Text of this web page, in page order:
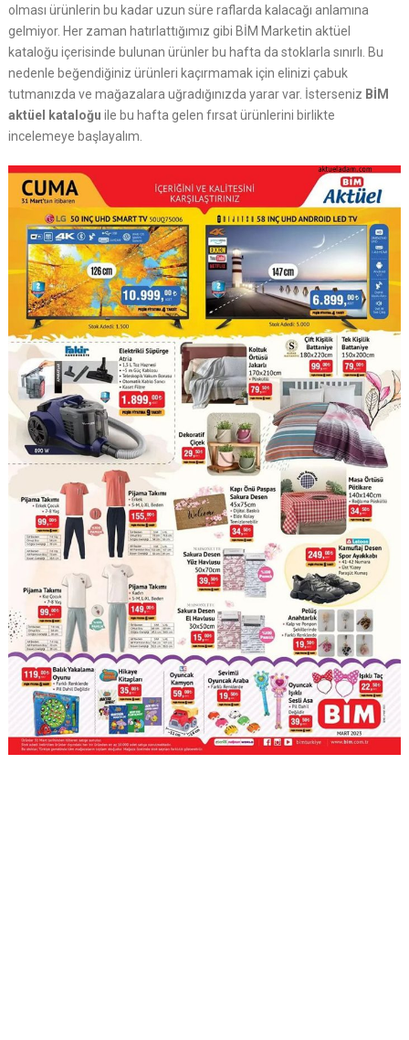
olması ürünlerin bu kadar uzun süre raflarda kalacağı anlamına
gelmiyor. Her zaman hatırlattığımız gibi BİM Marketin aktüel
kataloğu içerisinde bulunan ürünler bu hafta da stoklarla sınırlı. Bu
nedenle beğendiğiniz ürünleri kaçırmamak için elinizi çabuk
tutmanızda ve mağazalara uğradığınızda yarar var. İsterseniz BİM
aktüel kataloğu ile bu hafta gelen fırsat ürünlerini birlikte
incelemeye başlayalım.